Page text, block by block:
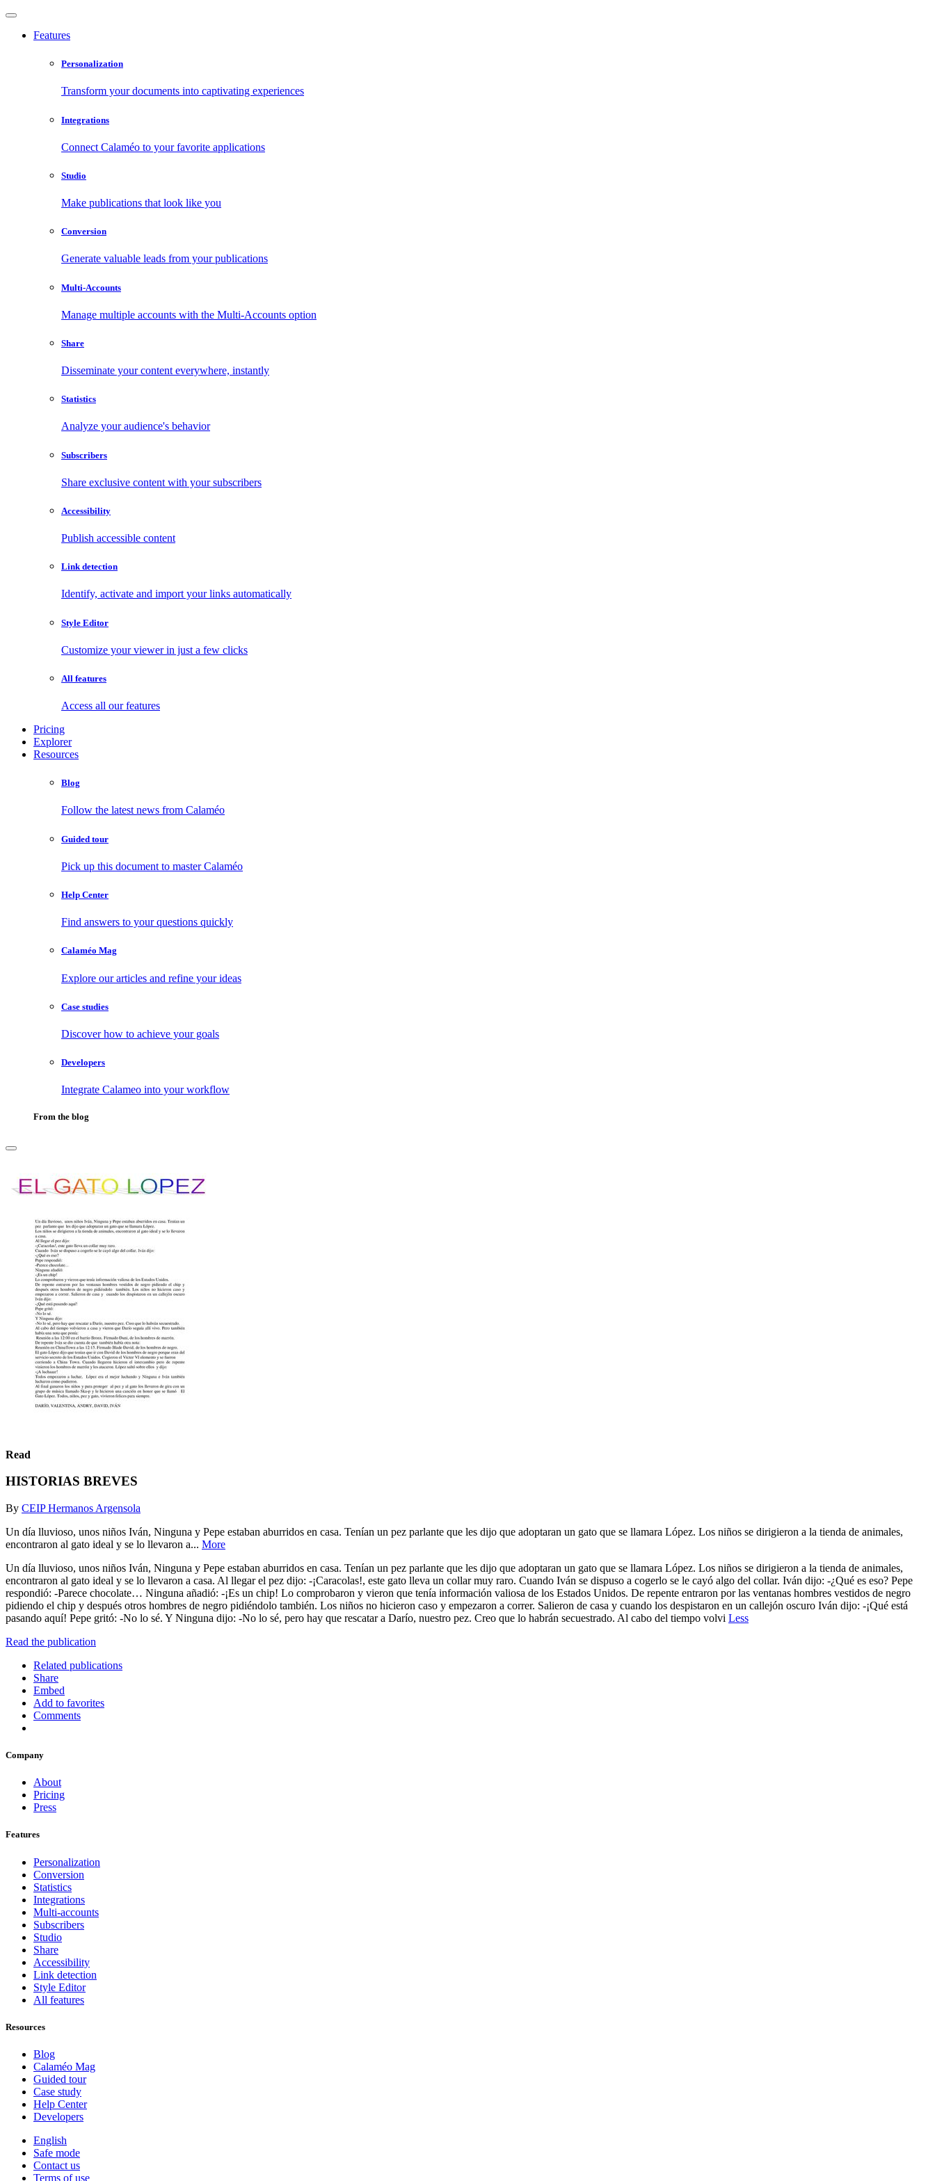
Features
Personalization
Transform your documents into captivating experiences
Integrations
Connect Calaméo to your favorite applications
Studio
Make publications that look like you
Conversion
Generate valuable leads from your publications
Multi-Accounts
Manage multiple accounts with the Multi-Accounts option
Share
Disseminate your content everywhere, instantly
Statistics
Analyze your audience's behavior
Subscribers
Share exclusive content with your subscribers
Accessibility
Publish accessible content
Link detection
Identify, activate and import your links automatically
Style Editor
Customize your viewer in just a few clicks
All features
Access all our features
Pricing
Explorer
Resources
Blog
Follow the latest news from Calaméo
Guided tour
Pick up this document to master Calaméo
Help Center
Find answers to your questions quickly
Calaméo Mag
Explore our articles and refine your ideas
Case studies
Discover how to achieve your goals
Developers
Integrate Calameo into your workflow
From the blog
Read
HISTORIAS BREVES
By CEIP Hermanos Argensola
Un día lluvioso, unos niños Iván, Ninguna y Pepe estaban aburridos en casa. Tenían un pez parlante que les dijo que adoptaran un gato que se llamara López. Los niños se dirigieron a la tienda de animales,
encontraron al gato ideal y se lo llevaron a... More
Un día lluvioso, unos niños Iván, Ninguna y Pepe estaban aburridos en casa. Tenían un pez parlante que les dijo que adoptaran un gato que se llamara López. Los niños se dirigieron a la tienda de animales,
encontraron al gato ideal y se lo llevaron a casa. Al llegar el pez dijo: -¡Caracolas!, este gato lleva un collar muy raro. Cuando Iván se dispuso a cogerlo se le cayó algo del collar. Iván dijo: -¿Qué es eso? Pepe
respondió: -Parece chocolate… Ninguna añadió: -¡Es un chip! Lo comprobaron y vieron que tenía información valiosa de los Estados Unidos. De repente entraron por las ventanas hombres vestidos de negro
pidiendo el chip y después otros hombres de negro pidiéndolo también. Los niños no hicieron caso y empezaron a correr. Salieron de casa y cuando los despistaron en un callejón oscuro Iván dijo: -¡Qué está
pasando aquí! Pepe gritó: -No lo sé. Y Ninguna dijo: -No lo sé, pero hay que rescatar a Darío, nuestro pez. Creo que lo habrán secuestrado. Al cabo del tiempo volvi Less
Read the publication
Related publications
Share
Embed
Add to favorites
Comments
Company
About
Pricing
Press
Features
Personalization
Conversion
Statistics
Integrations
Multi-accounts
Subscribers
Studio
Share
Accessibility
Link detection
Style Editor
All features
Resources
Blog
Calaméo Mag
Guided tour
Case study
Help Center
Developers
English
Safe mode
Contact us
Terms of use